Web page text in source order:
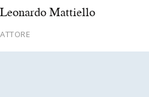
Leonardo Mattiello
ATTORE